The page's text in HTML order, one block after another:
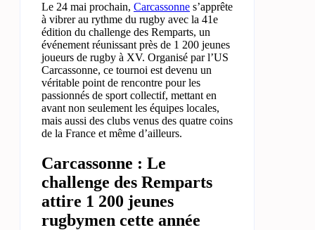
Le 24 mai prochain, Carcassonne s’apprête
à vibrer au rythme du rugby avec la 41e
édition du challenge des Remparts, un
événement réunissant près de 1 200 jeunes
joueurs de rugby à XV. Organisé par l’US
Carcassonne, ce tournoi est devenu un
véritable point de rencontre pour les
passionnés de sport collectif, mettant en
avant non seulement les équipes locales,
mais aussi des clubs venus des quatre coins
de la France et même d’ailleurs.
Carcassonne : Le
challenge des Remparts
attire 1 200 jeunes
rugbymen cette année